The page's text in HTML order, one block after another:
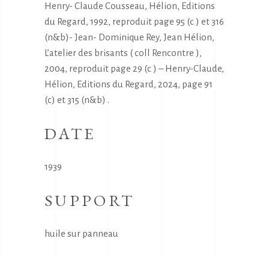
Henry- Claude Cousseau, Hélion, Editions
du Regard, 1992, reproduit page 95 (c ) et 316
(n&b)- Jean- Dominique Rey, Jean Hélion,
L’atelier des brisants ( coll Rencontre ),
2004, reproduit page 29 (c ) – Henry-Claude,
Hélion, Editions du Regard, 2024, page 91
(c) et 315 (n&b) .
DATE
1939
SUPPORT
huile sur panneau